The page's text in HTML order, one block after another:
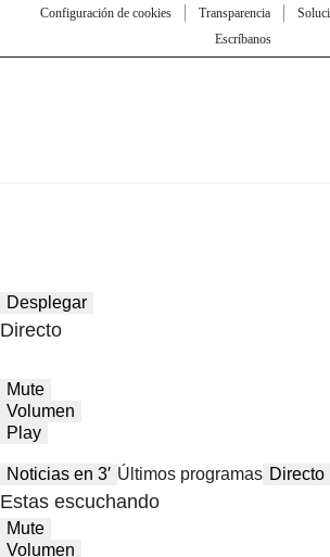
Configuración de cookies
Transparencia
Escríbanos
Desplegar
Directo
Mute
Volumen
Play
Noticias en 3′ Últimos programas Directo
Estas escuchando
Mute
Volumen